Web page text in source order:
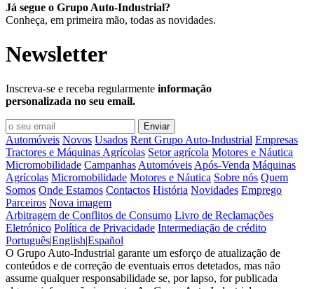
Já segue o Grupo Auto-Industrial?
Conheça, em primeira mão, todas as novidades.
Newsletter
Inscreva-se e receba regularmente informação
personalizada no seu email.
Automóveis Novos Usados Rent Grupo Auto-Industrial Empresas
Tractores e Máquinas Agrícolas Setor agrícola Motores e Náutica
Micromobilidade Campanhas Automóveis Após-Venda Máquinas
Agrícolas Micromobilidade Motores e Náutica Sobre nós Quem
Somos Onde Estamos Contactos História Novidades Emprego
Parceiros Nova imagem
Arbitragem de Conflitos de Consumo Livro de Reclamações
Eletrónico Política de Privacidade Intermediação de crédito
Português|English|Español
O Grupo Auto-Industrial garante um esforço de atualização de
conteúdos e de correção de eventuais erros detetados, mas não
assume qualquer responsabilidade se, por lapso, for publicada